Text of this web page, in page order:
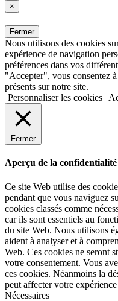
×
Fermer
Nous utilisons des cookies
expérience de navigation
préférences dans vos
"Accepter", vous consentez
présents sur notre site.
Personnaliser les cookies
Fermer
Aperçu de la confidentialité
Ce site Web utilise des
pendant que vous naviguez
cookies classés comme
car ils sont essentiels au
du site Web. Nous utilisons
aident à analyser et à
Web. Ces cookies ne seront
votre consentement. Vous
ces cookies. Néanmoins la
peut affecter votre
Nécessaires